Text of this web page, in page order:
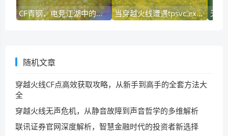
CF青钢，电竞江湖中的锋芒与哲学 当穿越火线遭遇tpsvc.exe丢失，一场技术与玩家的博弈
随机文章
穿越火线CF点高效获取攻略，从新手到高手的全套方法大
全
穿越火线无声危机，从静音故障到声音哲学的多维解析
联讯证券官网深度解析，智慧金融时代的投资者新选择